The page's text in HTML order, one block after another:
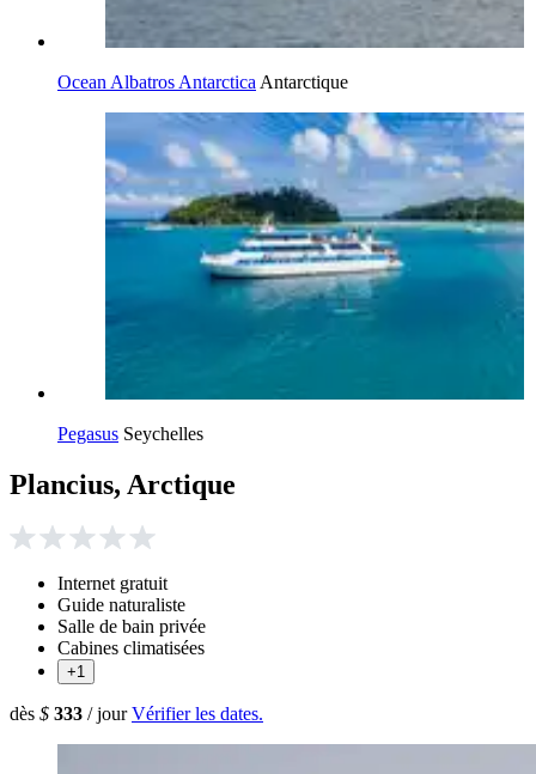
Ocean Albatros Antarctica Antarctique
Pegasus Seychelles
Plancius, Arctique
Internet gratuit
Guide naturaliste
Salle de bain privée
Cabines climatisées
+1
dès $ 333 / jour Vérifier les dates.